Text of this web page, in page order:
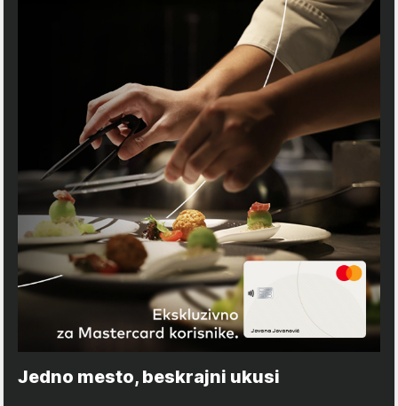
Jedno mesto, beskrajni ukusi